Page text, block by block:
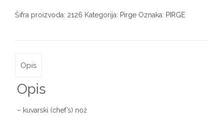
Šifra proizvoda: 2126 Kategorija: Pirge Oznaka: PIRGE
Opis
Opis
– kuvarski (chef’s) nož